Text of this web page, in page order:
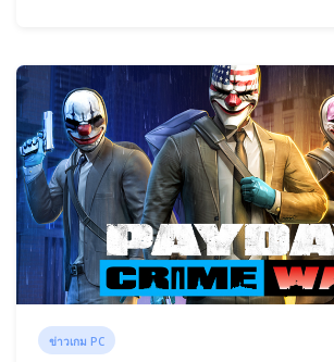
ข่าวเกม PC